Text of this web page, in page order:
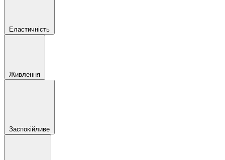
Еластичність
Живлення
Заспокійливе